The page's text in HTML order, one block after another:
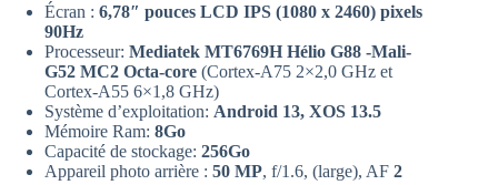
Écran : 6,78″ pouces LCD IPS (1080 x 2460) pixels
90Hz
Processeur: Mediatek MT6769H Hélio G88 -Mali-
G52 MC2 Octa-core (Cortex-A75 2×2,0 GHz et
Cortex-A55 6×1,8 GHz)
Système d’exploitation: Android 13, XOS 13.5
Mémoire Ram: 8Go
Capacité de stockage: 256Go
Appareil photo arrière : 50 MP, f/1.6, (large), AF 2